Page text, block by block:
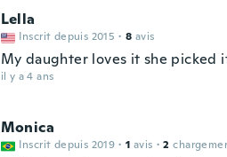
Lella
Inscrit depuis 2015 · 8 avis
My daughter loves it she
il y a 4 ans
Monica
Inscrit depuis 2019 · 1 avis · 2